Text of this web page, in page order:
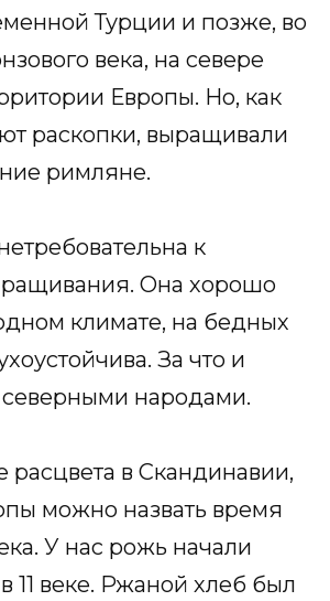
Турции и позже, во
века, на севере
Европы. Но, как
раскопки, выращивали
римляне.
к
Она хорошо
климате, на бедных
За что и
народами.
в Скандинавии,
можно назвать время
У нас рожь начали
11 веке. Ржаной хлеб был